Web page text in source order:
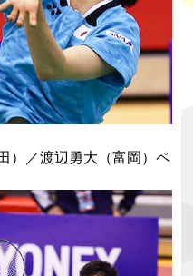
）／渡辺勇大（富岡）ペ